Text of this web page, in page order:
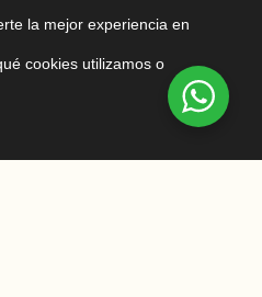
Santa Pola
la Costa Blanca
Facebook
la mejor experiencia en
cookies utilizamos o